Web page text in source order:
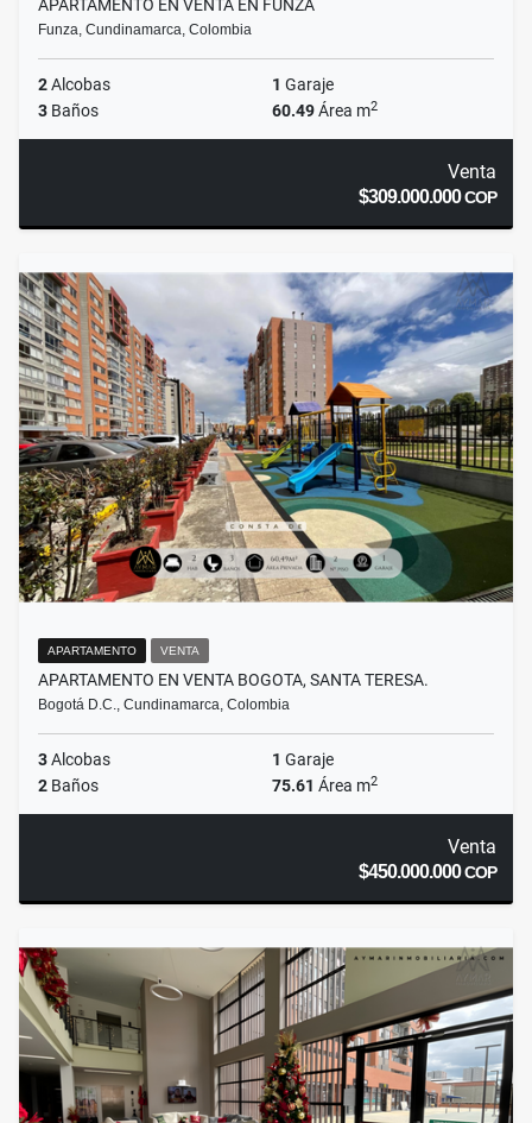
APARTAMENTO EN VENTA EN FUNZA
Funza, Cundinamarca, Colombia
2Alcobas 1 Garaje
3 Baños 60.49Área m2
Venta
$309.000.000COP
APARTAMENTO VENTA
APARTAMENTO EN VENTA BOGOTA, SANTA TERESA.
Bogotá D.C., Cundinamarca, Colombia
3Alcobas 1 Garaje
2 Baños 75.61 Área m2
Venta
$450.000.000COP